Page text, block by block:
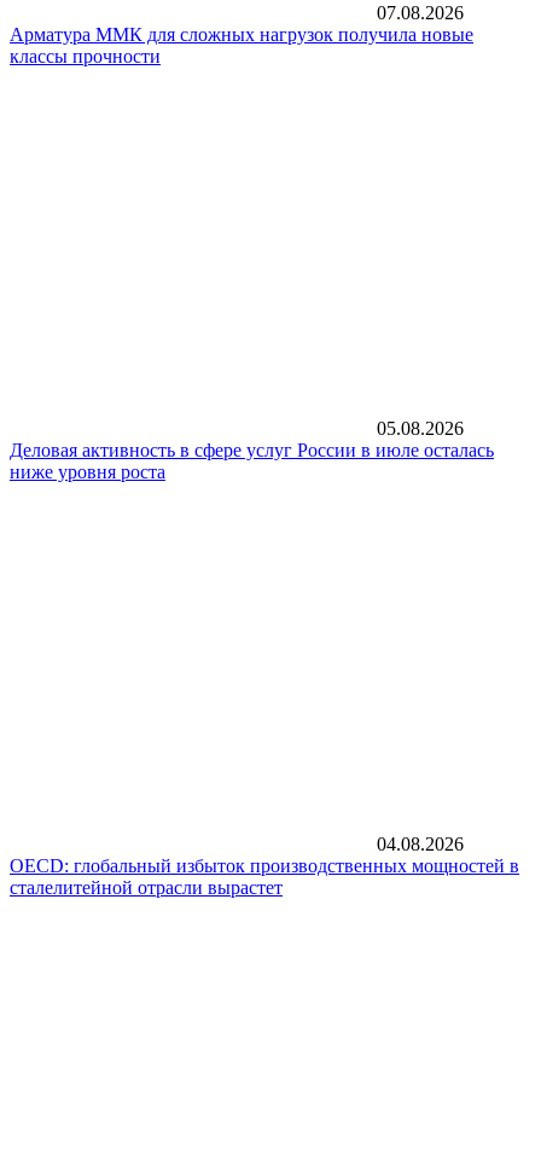
07.08.2026
Арматура ММК для сложных нагрузок получила новые
классы прочности
05.08.2026
Деловая активность в сфере услуг России в июле осталась
ниже уровня роста
04.08.2026
OECD: глобальный избыток производственных мощностей в
сталелитейной отрасли вырастет